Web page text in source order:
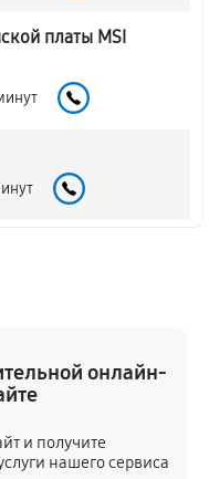
платы MSI
онлайн-
и получите
нашего сервиса